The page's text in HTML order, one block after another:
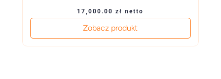
17,000.00zł netto
Zobacz produkt